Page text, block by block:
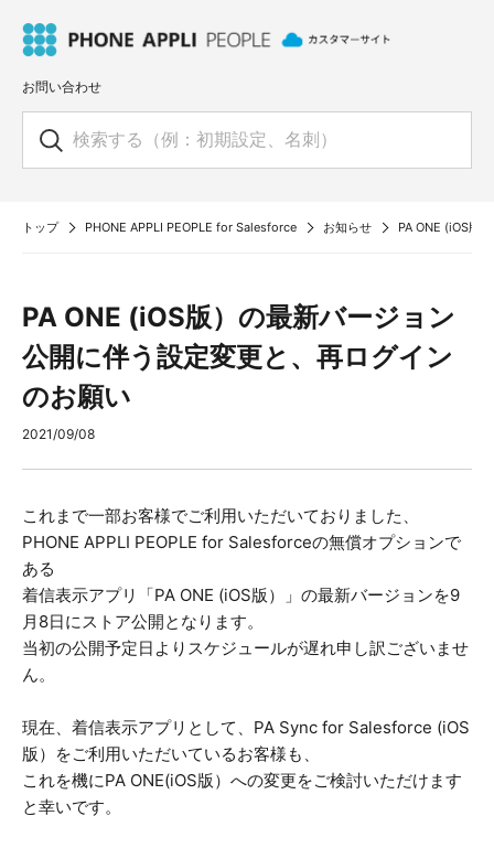
お問い合わせ
トップ PHONE APPLI PEOPLE for Salesforce お知らせ PA ONE (iOS版
PA ONE (iOS版）の最新バージョン
公開に伴う設定変更と、再ログイン
のお願い
2021/09/08
これまで一部お客様でご利用いただいておりました、
PHONE APPLI PEOPLE for Salesforceの無償オプションで
ある
着信表示アプリ「PA ONE (iOS版）」の最新バージョンを9
月8日にストア公開となります。
当初の公開予定日よりスケジュールが遅れ申し訳ございませ
ん。
現在、着信表示アプリとして、PA Sync for Salesforce (iOS
版）をご利用いただいているお客様も、
これを機にPA ONE(iOS版）への変更をご検討いただけます
と幸いです。